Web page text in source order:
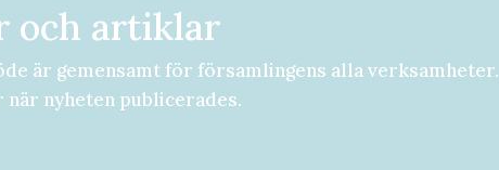
och artiklar
är gemensamt för församlingens alla verksamheter.
när nyheten publicerades.